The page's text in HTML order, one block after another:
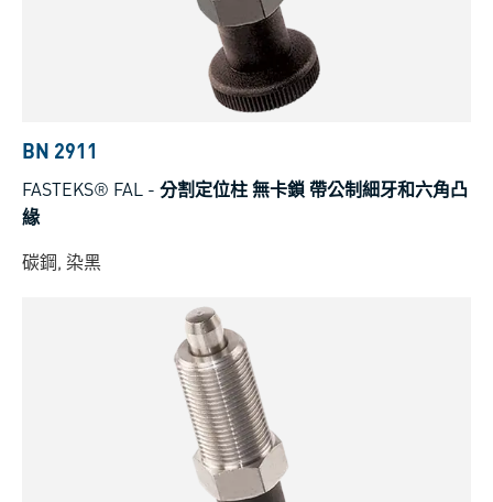
BN 2911
FASTEKS® FAL - 分割定位柱 無卡鎖 帶公制細牙和六角凸
緣
碳鋼, 染黑